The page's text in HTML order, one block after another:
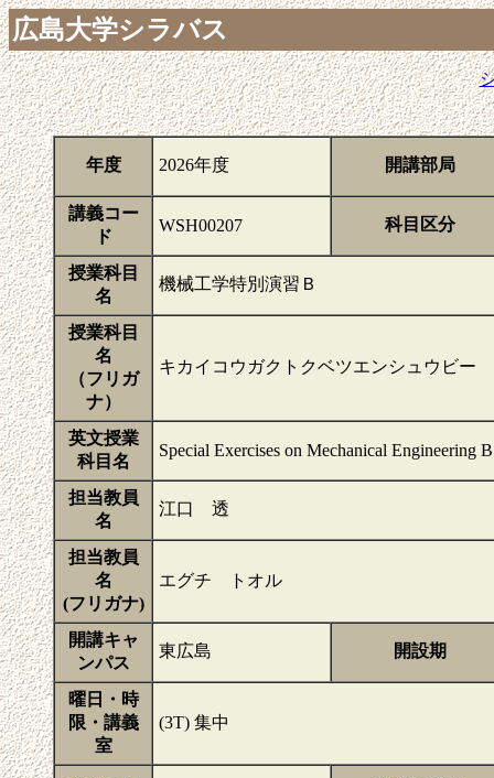
広島大学シラバス
年度 2026年度 開講部局
講義コー
ド
WSH00207 科目区分
授業科目
名
機械工学特別演習Ｂ
授業科目
名
（フリガ
ナ）
キカイコウガクトクベツエンシュウビー
英文授業
科目名
Special Exercises on Mechanical Engineering B
担当教員
名
江口 透
担当教員
名
(フリガナ)
エグチ トオル
開講キャ
ンパス
東広島 開設期
曜日・時
限・講義
室
(3T) 集中